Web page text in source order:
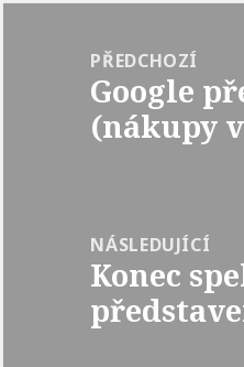
příspěvek
PŘEDCHOZÍ
Předchozí
příspěvek:
Google
(nákupy
NÁSLEDUJÍCÍ
Následující
příspěvek:
Konec